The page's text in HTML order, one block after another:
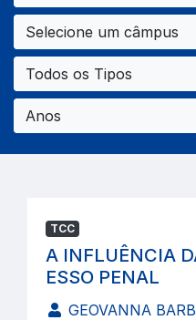
Selecione um câmpus
Todos os Tipos
Anos
TCC
A INFLUÊNCIA
ESSO PENAL
GEOVANNA